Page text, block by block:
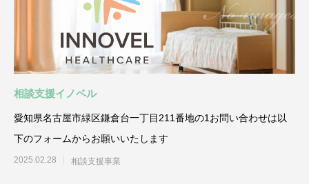
相談支援イノベル
愛知県名古屋市緑区鎌倉台一丁目211番地の1お問い合わせは以
下のフォームからお願いいたします
2025.02.28 相談支援事業